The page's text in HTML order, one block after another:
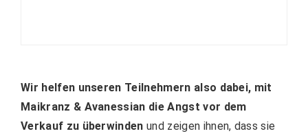
Wir helfen unseren Teilnehmern also dabei, mit
Maikranz & Avanessian die Angst vor dem
Verkauf zu überwinden und zeigen ihnen, dass sie